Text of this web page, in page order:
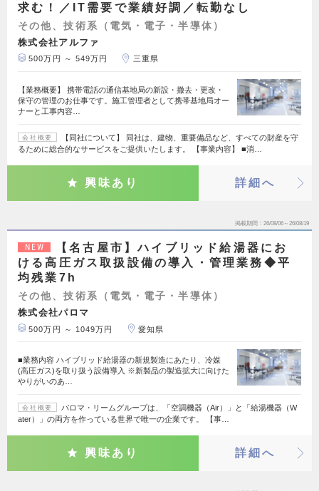
求む！／IT需要で業績好調／転勤なし
その他、技術系（電気・電子・半導体）
株式会社アルファ
500万円 ～ 549万円 三重県
【業務概要】 携帯電話の通信基地局の新設・撤去・更改・
保守の管理のお仕事です。施工管理者として携帯基地局オー
ナーと工事内容…
会社概要
【同社について】 同社は、建物、重要備品など、すべての財産を守
るために総合的なサービスをご提供いたします。 【事業内容】 ■消…
興味あり 詳細へ
掲載期間 26/08/06～26/08/19
NEW
【名古屋市】ハイブリッド給湯器にお
ける高圧ガス取扱設備の導入・管理業務◆平
均残業7h
その他、技術系（電気・電子・半導体）
株式会社パロマ
500万円 ～ 1049万円 愛知県
■業務内容 ハイブリッド給湯器の新規製造にあたり、冷媒
(高圧ガス)を取り扱う設備導入 ※新製品の製造拡大に向けた
やりがいのあ…
会社概要
パロマ・リームグループは、「空調機器（Air）」と「給湯機器（W
ater）」の両方を作っている世界で唯一の企業です。 【事…
興味あり 詳細へ